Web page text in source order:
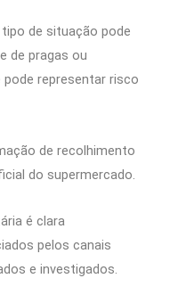
de situação pode
de pragas ou
pode representar risco
de recolhimento
do supermercado.
é clara
pelos canais
e investigados.